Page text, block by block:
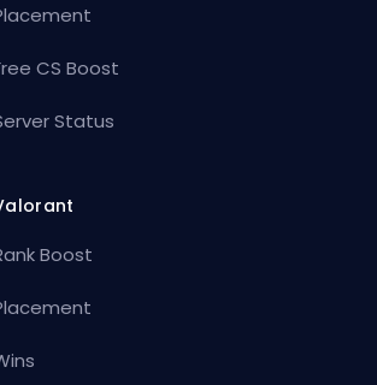
CS Boost
Status
Boost